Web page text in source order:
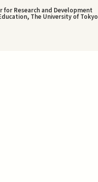
for Research and Development
The University of Tokyo